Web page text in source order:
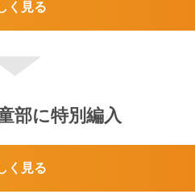
く見る
部に特別編入
く見る